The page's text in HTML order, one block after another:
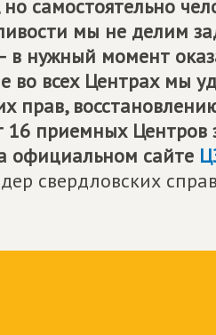
самостоятельно
мы не делим
в нужный момент
во всех Центрах мы
прав,
16 приемных
официальном сайте
свердловских